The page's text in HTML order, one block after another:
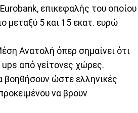
επικεφαλής του οποίου
μεταξύ 5 και 15 εκατ. ευρώ
Ανατολή όπερ σημαίνει ότι
από γείτονες χώρες.
βοηθήσουν ώστε ελληνικές
να βρουν